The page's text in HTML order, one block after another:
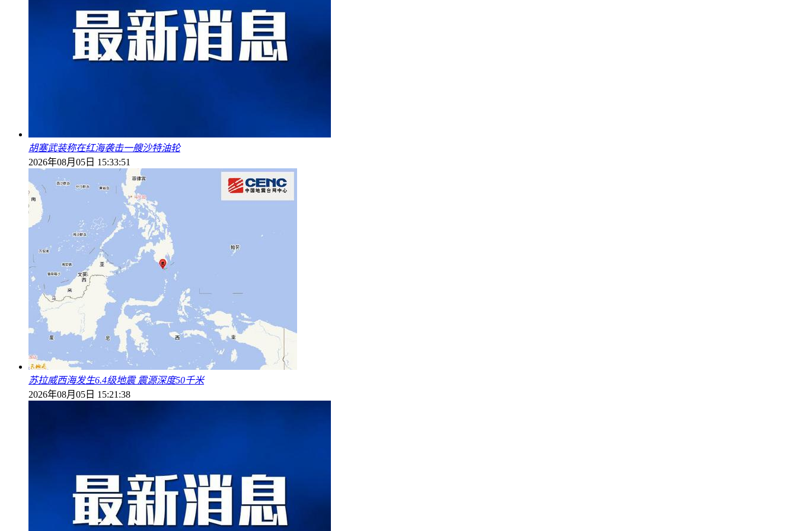
胡塞武装称在红海袭击一艘沙特油轮
2026年08月05日 15:33:51
苏拉威西海发生6.4级地震 震源深度50千米
2026年08月05日 15:21:38